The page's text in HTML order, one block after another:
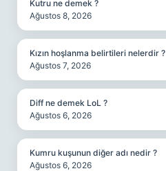
Kutru ne demek ?
Ağustos 8, 2026
Kızın hoşlanma belirtileri nelerdir ?
Ağustos 7, 2026
Diff ne demek LoL ?
Ağustos 6, 2026
Kumru kuşunun diğer adı nedir ?
Ağustos 6, 2026